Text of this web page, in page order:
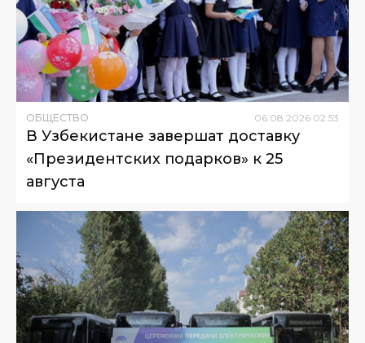
ОБЩЕСТВО 06 08 2026 02:53
В Узбекистане завершат доставку
«Президентских подарков» к 25
августа